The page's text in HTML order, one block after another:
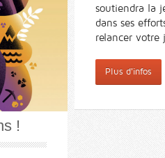
!
soutiendra la
dans ses
relancer votre
Plus d'infos